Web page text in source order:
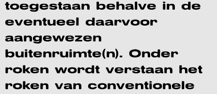
toegestaan behalve in de
eventueel daarvoor
aangewezen
buitenruimte(n). Onder
roken wordt verstaan het
roken van conventionele